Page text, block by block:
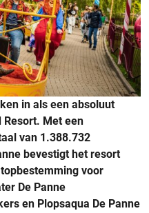
in als een absoluut
Met een
van 1.388.732
bevestigt het resort
voor
De Panne
en Plopsaqua De Panne